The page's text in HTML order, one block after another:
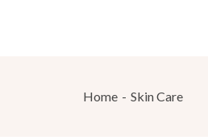
Home Skin Care